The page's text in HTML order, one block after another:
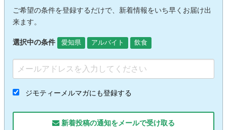
ご希望の条件を登録するだけで、新着情報をいち早くお届け出
来ます。
選択中の条件 愛知県 アルバイト 飲食
ジモティーメルマガにも登録する
新着投稿の通知をメールで受け取る